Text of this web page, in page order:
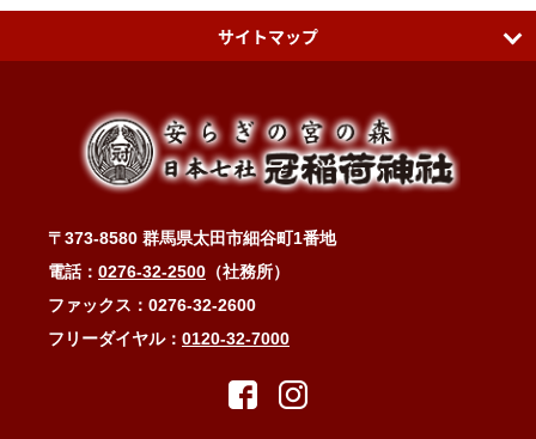
サイトマップ
日本七社 冠稲荷神社
ティアラグリーンパレス
アクセスMAP
冠稲荷神社ブログ
お問い合わせ・ご祈祷予約
縁結びと冠稲荷の木瓜の花
〒373-8580 群馬県太田市細谷町1番地
電話： 0276-32-2500 （社務所）
ファックス：0276-32-2600
フリーダイヤル： 0120-32-7000